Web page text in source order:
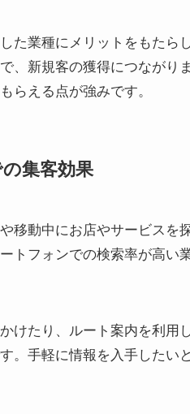
た業種にメリットをもたら
、新規客の獲得につながり
らえる点が強みです。
集客効果
移動中にお店やサービスを
トフォンでの検索率が高い
けたり、ルート案内を利用
。手軽に情報を入手したい